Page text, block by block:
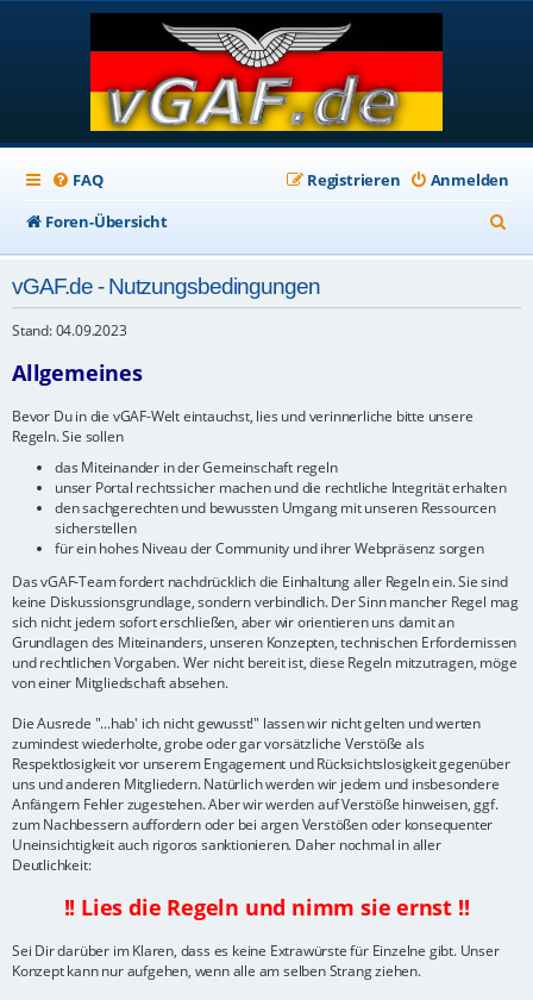
FAQ Anmelden
Registrieren
Foren-Übersicht
u
vGAF.de - Nutzungsbedingungen
Stand: 04.09.2023
Allgemeines
Bevor Du in die vGAF-Welt eintauchst, lies und verinnerliche bitte unsere
Regeln. Sie sollen
das Miteinander in der Gemeinschaft regeln
unser Portal rechtssicher machen und die rechtliche Integrität erhalten
den sachgerechten und bewussten Umgang mit unseren Ressourcen
sicherstellen
für ein hohes Niveau der Community und ihrer Webpräsenz sorgen
Das vGAF-Team fordert nachdrücklich die Einhaltung aller Regeln ein. Sie sind
keine Diskussionsgrundlage, sondern verbindlich. Der Sinn mancher Regel mag
sich nicht jedem sofort erschließen, aber wir orientieren uns damit an
Grundlagen des Miteinanders, unseren Konzepten, technischen Erfordernissen
und rechtlichen Vorgaben. Wer nicht bereit ist, diese Regeln mitzutragen, möge
von einer Mitgliedschaft absehen.
Die Ausrede "...hab' ich nicht gewusst!" lassen wir nicht gelten und werten
zumindest wiederholte, grobe oder gar vorsätzliche Verstöße als
Respektlosigkeit vor unserem Engagement und Rücksichtslosigkeit gegenüber
uns und anderen Mitgliedern. Natürlich werden wir jedem und insbesondere
Anfängern Fehler zugestehen. Aber wir werden auf Verstöße hinweisen, ggf.
zum Nachbessern auffordern oder bei argen Verstößen oder konsequenter
Uneinsichtigkeit auch rigoros sanktionieren. Daher nochmal in aller
Deutlichkeit:
!! Lies die Regeln und nimm sie ernst !!
Sei Dir darüber im Klaren, dass es keine Extrawürste für Einzelne gibt. Unser
Konzept kann nur aufgehen, wenn alle am selben Strang ziehen.